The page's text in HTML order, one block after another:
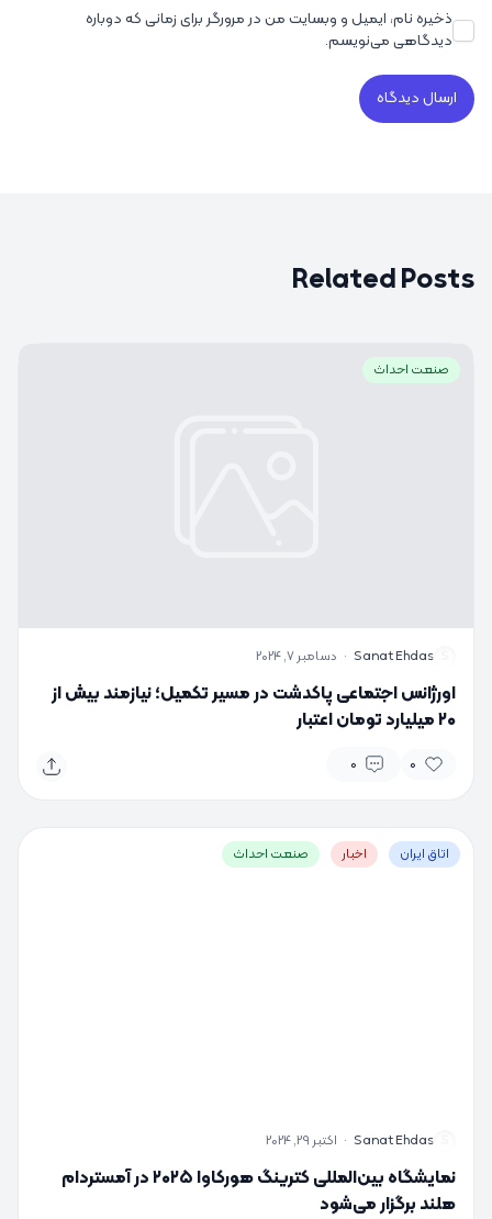
ذخیره نام، ایمیل و وبسایت من در مرورگر برای زمانی که دوباره
دیدگاهی می‌نویسم.
Related Posts
صنعت احداث
Sanat Ehdas
· دسامبر 7, 2024
اورژانس اجتماعی پاکدشت در مسیر تکمیل؛ نیازمند بیش از
۲۰ میلیارد تومان اعتبار
0
0
اتاق ایران اخبار صنعت احداث
Sanat Ehdas
· اکتبر 29, 2024
نمایشگاه بین‌المللی کترینگ هورکاوا ۲۰۲۵ در آمستردام
هلند برگزار می‌شود